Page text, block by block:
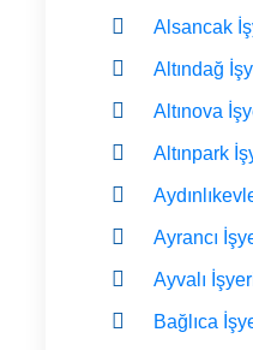
Alsancak
Altındağ
Altınova
Altınpark
Ayrancı
Ayvalı
Bağlıca